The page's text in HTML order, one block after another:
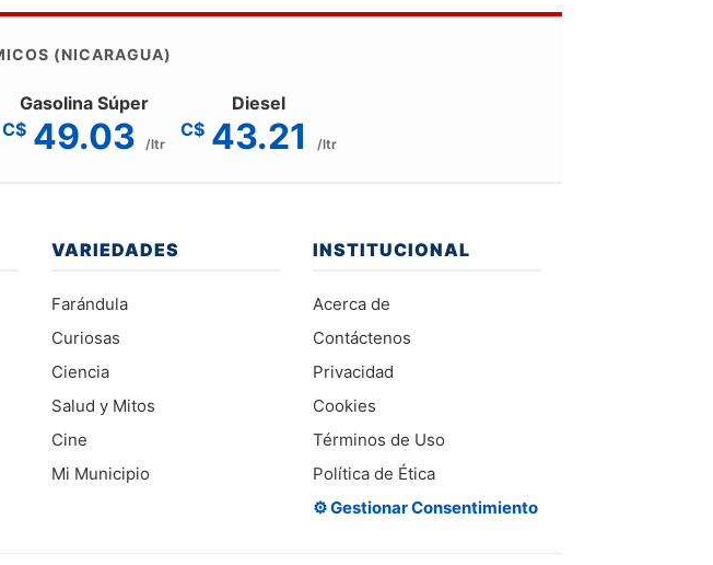
(NICARAGUA)
Gasolina Súper
C$ 49.03 /ltr
Diesel
C$ 43.21 /ltr
VARIEDADES
Farándula
Curiosas
Ciencia
Salud y Mitos
Cine
Mi Municipio
INSTITUCIONAL
Acerca de
Contáctenos
Privacidad
Cookies
Términos de Uso
Política de Ética
⚙️ Gestionar Consentimiento